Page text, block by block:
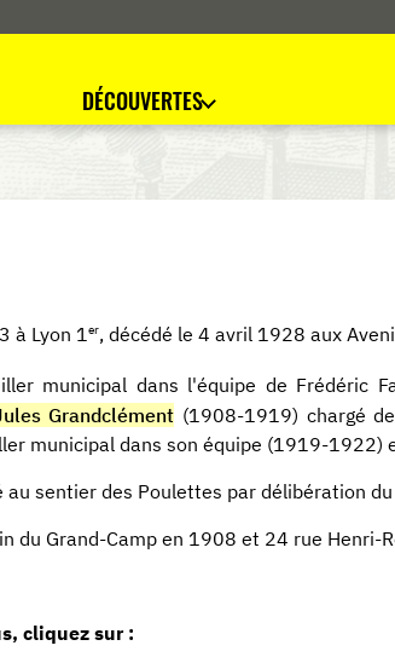
DÉCOUVERTES
à Lyon 1er, décédé le 4 avril 1928 aux
municipal dans l'équipe de
Grandclément (1908-1919) chargé
municipal dans son équipe (1919-1922)
au sentier des Poulettes par délibération
du Grand-Camp en 1908 et 24 rue Henri-
cliquez sur :